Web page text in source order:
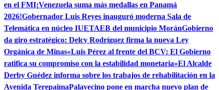
en el FMI¡Venezuela suma más medallas en Panamá
2026!Gobernador Luis Reyes inauguró moderna Sala de
Telemática en núcleo IUETAEB del municipio MoránGobierno
da giro estratégico: Delcy Rodríguez firma la nueva Ley
Orgánica de Minas«Luis Pérez al frente del BCV: El Gobierno
ratifica su compromiso con la estabilidad monetaria»El Alcalde
Derby Guédez informa sobre los trabajos de rehabilitación en la
Avenida TerepaimaPalavecino pone en marcha nuevo plan de